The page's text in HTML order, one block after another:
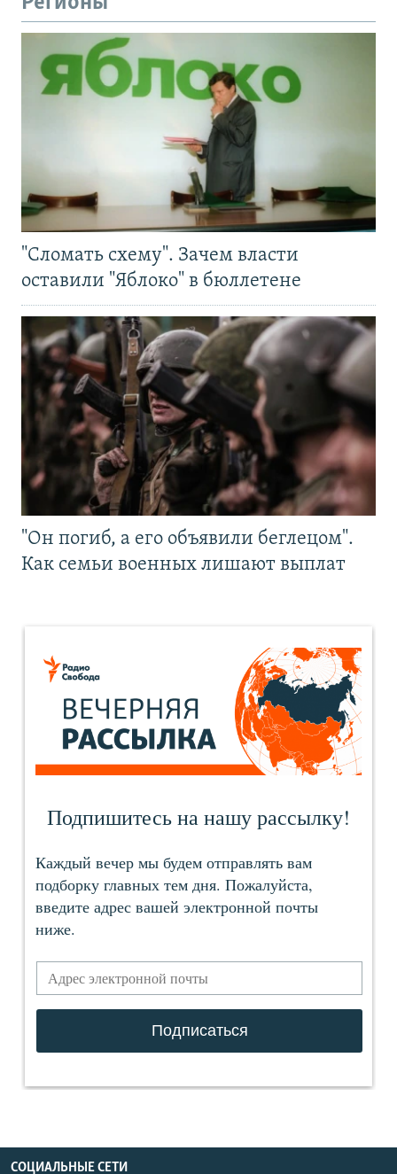
"Сломать схему". Зачем власти
оставили "Яблоко" в бюллетене
"Он погиб, а его объявили беглецом".
Как семьи военных лишают выплат
СОЦИАЛЬНЫЕ СЕТИ